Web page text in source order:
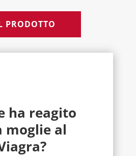
PRODOTTO
ha reagito
moglie al